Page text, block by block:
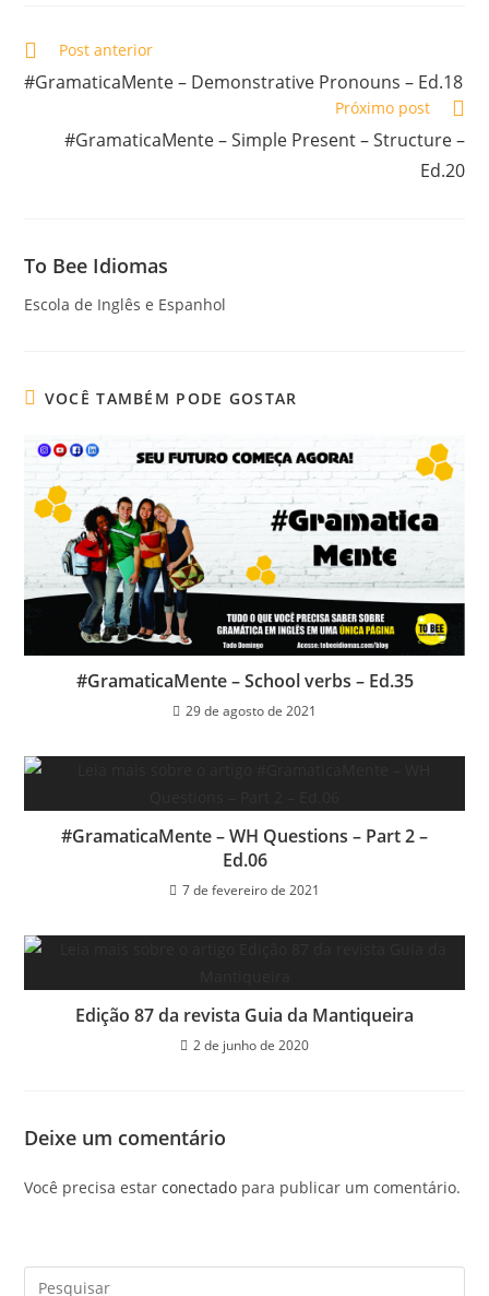
Post anterior
#GramaticaMente – Demonstrative Pronouns – Ed.18
Próximo post
#GramaticaMente – Simple Present – Structure –
Ed.20
To Bee Idiomas
Escola de Inglês e Espanhol
VOCÊ TAMBÉM PODE GOSTAR
#GramaticaMente – School verbs – Ed.35
29 de agosto de 2021
#GramaticaMente – WH Questions – Part 2 –
Ed.06
7 de fevereiro de 2021
Edição 87 da revista Guia da Mantiqueira
2 de junho de 2020
Deixe um comentário
Você precisa estarconectado para publicar um comentário.